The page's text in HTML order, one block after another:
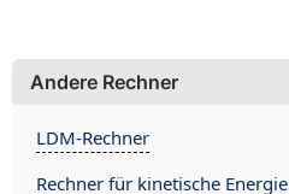
Andere Rechner
LDM-Rechner
Rechner für kinetische Energie